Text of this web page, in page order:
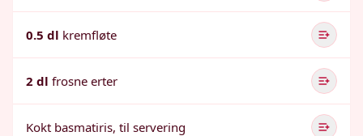
0.5 dl kremfløte
2 dl frosne erter
Kokt basmatiris, til servering